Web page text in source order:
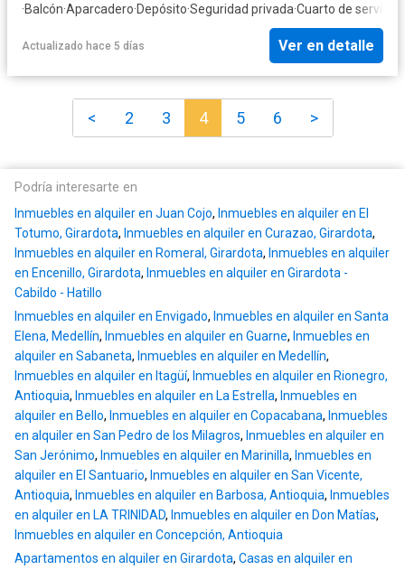
·Balcón·Aparcadero·Depósito·Seguridad privada·Cuarto de servicio
Actualizado hace 5 días Ver en detalle
< 2 3 4 5 6 >
Podría interesarte en
Inmuebles en alquiler en Juan Cojo, Inmuebles en alquiler en El
Totumo, Girardota, Inmuebles en alquiler en Curazao, Girardota,
Inmuebles en alquiler en Romeral, Girardota, Inmuebles en alquiler
en Encenillo, Girardota, Inmuebles en alquiler en Girardota -
Cabildo - Hatillo
Inmuebles en alquiler en Envigado, Inmuebles en alquiler en Santa
Elena, Medellín, Inmuebles en alquiler en Guarne, Inmuebles en
alquiler en Sabaneta, Inmuebles en alquiler en Medellín,
Inmuebles en alquiler en Itagüí, Inmuebles en alquiler en Rionegro,
Antioquia, Inmuebles en alquiler en La Estrella, Inmuebles en
alquiler en Bello, Inmuebles en alquiler en Copacabana, Inmuebles
en alquiler en San Pedro de los Milagros, Inmuebles en alquiler en
San Jerónimo, Inmuebles en alquiler en Marinilla, Inmuebles en
alquiler en El Santuario, Inmuebles en alquiler en San Vicente,
Antioquia, Inmuebles en alquiler en Barbosa, Antioquia, Inmuebles
en alquiler en LA TRINIDAD, Inmuebles en alquiler en Don Matías,
Inmuebles en alquiler en Concepción, Antioquia
Apartamentos en alquiler en Girardota, Casas en alquiler en